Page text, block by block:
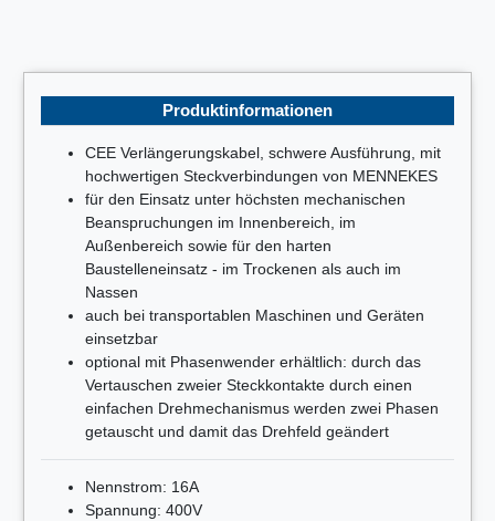
Produktinformationen
CEE Verlängerungskabel, schwere Ausführung, mit
hochwertigen Steckverbindungen von MENNEKES
für den Einsatz unter höchsten mechanischen
Beanspruchungen im Innenbereich, im
Außenbereich sowie für den harten
Baustelleneinsatz - im Trockenen als auch im
Nassen
auch bei transportablen Maschinen und Geräten
einsetzbar
optional mit Phasenwender erhältlich: durch das
Vertauschen zweier Steckkontakte durch einen
einfachen Drehmechanismus werden zwei Phasen
getauscht und damit das Drehfeld geändert
Nennstrom: 16A
Spannung: 400V